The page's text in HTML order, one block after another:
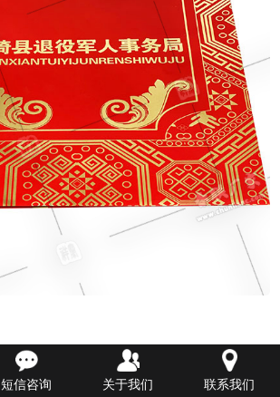
短信咨询 关于我们 联系我们